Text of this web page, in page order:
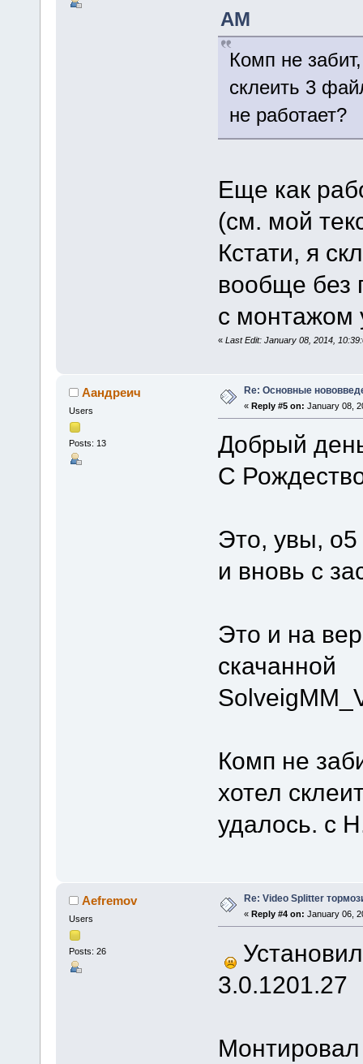
AM
Комп не
склеить 3
не работает?
Еще как
(см. мой
Кстати, я
вообще без
с монтажом
« Last Edit: January 08, 2014,
Аандреич
Users
Posts: 13
Re: Основные
« Reply #5 on: January 08,
Добрый
С
Это, увы,
и вновь с
Это и на
скачанной
Комп не
хотел
удалось. с
Aefremov
Users
Posts: 26
Re: Video Splitter
« Reply #4 on: January 06,
3.0.1201.27